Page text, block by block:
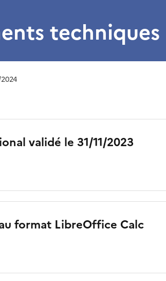
techniques
validé le 31/11/2023
format LibreOffice Calc